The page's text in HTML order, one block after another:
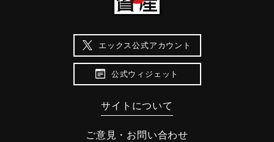
エックス公式アカウント
公式ウィジェット
サイトについて
ご意見・お問い合わせ